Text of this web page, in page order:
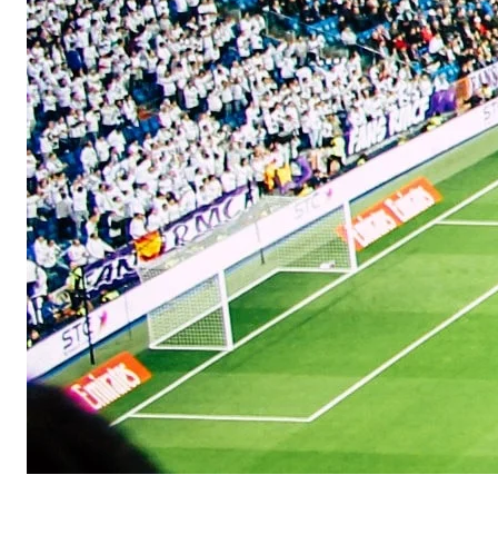
Malta
English
México
EspañolEnglish
Noruega
English
Nova Zelândia
English
Países Baixos
NederlandsEnglish
Polônia
English
Portugal
PortuguêsEnglish
RAE de Hong Kong, China
English简体中文
Reino Unido
English
República Tcheca